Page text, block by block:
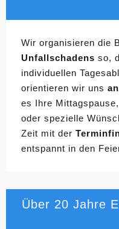
Wir organisieren die
Unfallschadens so,
individuellen
orientieren wir uns
es Ihre
oder spezielle
Zeit mit der
entspannt in den
Über 20 Jahre